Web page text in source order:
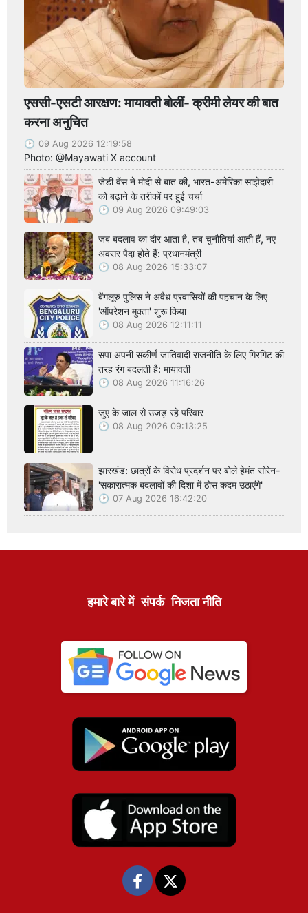
एससी-एसटी आरक्षण: मायावती बोलीं- क्रीमी लेयर की बात
करना अनुचित
09 Aug 2026 12:19:58
Photo: @Mayawati X account
जेडी वेंस ने मोदी से बात की, भारत-अमेरिका साझेदारी
को बढ़ाने के तरीकों पर हुई चर्चा
09 Aug 2026 09:49:03
जब बदलाव का दौर आता है, तब चुनौतियां आती हैं, नए
अवसर पैदा होते हैं: प्रधानमंत्री
08 Aug 2026 15:33:07
बेंगलूरु पुलिस ने अवैध प्रवासियों की पहचान के लिए
'ऑपरेशन मुक्ता' शुरू किया
08 Aug 2026 12:11:11
सपा अपनी संकीर्ण जातिवादी राजनीति के लिए गिरगिट की
तरह रंग बदलती है: मायावती
08 Aug 2026 11:16:26
जुए के जाल से उजड़ रहे परिवार
08 Aug 2026 09:13:25
झारखंड: छात्रों के विरोध प्रदर्शन पर बोले हेमंत सोरेन-
'सकारात्मक बदलावों की दिशा में ठोस कदम उठाएंगे'
07 Aug 2026 16:42:20
हमारे बारे में संपर्क निजता नीति